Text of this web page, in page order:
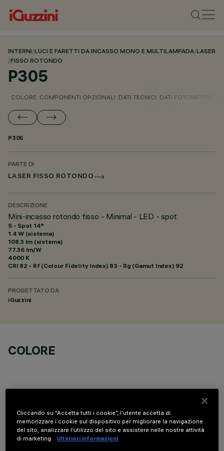
INTERNI/LUCI E FARETTI DA INCASSO MONO E MULTILAMPADA/LASER
/FISSO ROTONDO
P305
COLORE COMPONENTI OPZIONALI DATI TECNICI DATI FOTOMETRICI
P305
PARTE DI
LASER FISSO ROTONDO
DESCRIZIONE
Mini-incasso rotondo fisso - Minimal - LED - spot
S - Spot 14°
1.4 W (sistema)
108.3 lm (sistema)
77.36 lm/W
4000 K
CRI 82 - Rf (Colour Fidelity Index) 83 - Rg (Gamut Index) 92
PROGETTATO DA
iGuzzini
COLORE
COMPONENTI OPZIONALI
Cliccando su “Accetta tutti i cookie”, l'utente accetta di
memorizzare i cookie sul dispositivo per migliorare la navigazione
del sito, analizzare l'utilizzo del sito e assistere nelle nostre attività
di marketing.
Ulteriori informazioni